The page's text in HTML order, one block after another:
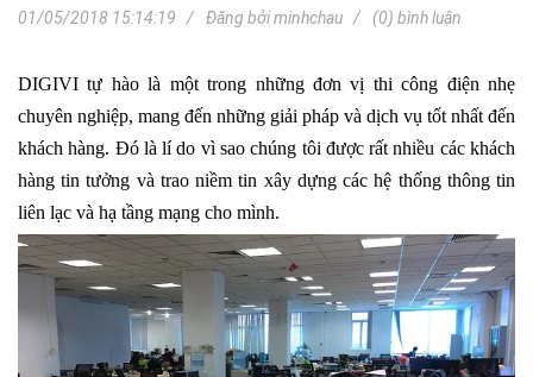
01/05/2018 15:14:19 Đăng bởiminhchau (0) bình luận
DIGIVI tự hào là một trong những đơn vị thi công điện nhẹ
chuyên nghiệp, mang đến những giải pháp và dịch vụ tốt nhất đến
khách hàng. Đó là lí do vì sao chúng tôi được rất nhiều các khách
hàng tin tưởng và trao niềm tin xây dựng các hệ thống thông tin
liên lạc và hạ tầng mạng cho mình.